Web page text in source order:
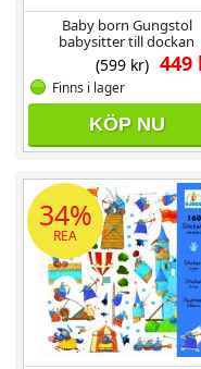
Baby born Gungstol
babysitter till dockan
449
(599 kr)
Finns i lager
KÖP NU
34%
REA